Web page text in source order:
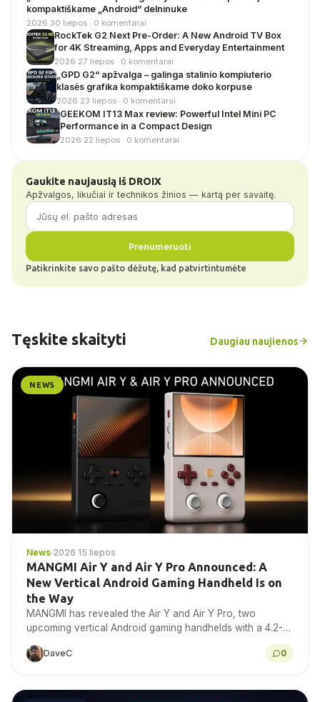
kompaktiškame „Android“ delninuke
2026 30 liepos · 0 komentarai
RockTek G2 Next Pre-Order: A New Android TV Box
for 4K Streaming, Apps and Everyday Entertainment
2026 27 liepos · 0 komentarai
„GPD G2“ apžvalga – galinga stalinio kompiuterio
klasės grafika kompaktiškame doko korpuse
2026 23 liepos · 0 komentarai
GEEKOM IT13 Max review: Powerful Intel Mini PC
Performance in a Compact Design
2026 22 liepos · 0 komentarai
Gaukite naujausią iš DROIX
Apžvalgos, likučiai ir technikos žinios — kartą per savaitę.
Prenumeruoti
Patikrinkite savo pašto dėžutę, kad patvirtintumėte
Tęskite skaityti Daugiau naujienos
NEWS
News·2026 15 liepos
MANGMI Air Y and Air Y Pro Announced: A
New Vertical Android Gaming Handheld Is on
the Way
MANGMI has revealed the Air Y and Air Y Pro, two
upcoming vertical Android gaming handhelds with a 4.2-
DaveC 0